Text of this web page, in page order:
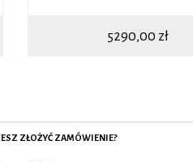
5290,00 zł
ZŁOŻYĆ ZAMÓWIENIE?